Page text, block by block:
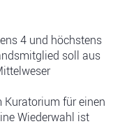
4 und höchstens
soll aus
Kuratorium für einen
Wiederwahl ist